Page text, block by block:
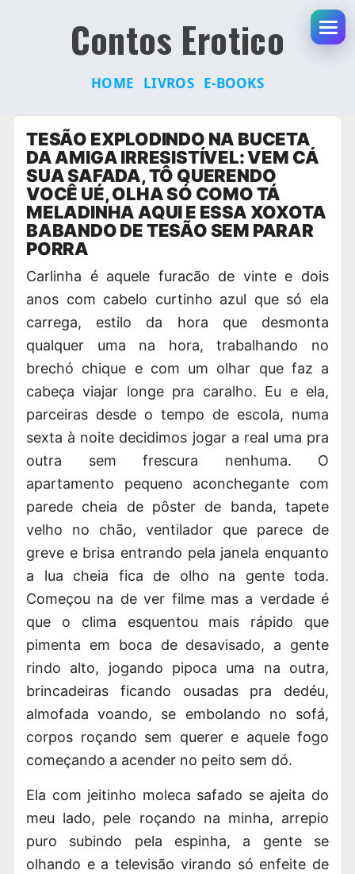
Contos Erotico
HOME LIVROS E-BOOKS
Pular
conteúdo
TESÃO EXPLODINDO NA BUCETA
DA AMIGA IRRESISTÍVEL: VEM CÁ
SUA SAFADA, TÔ QUERENDO
VOCÊ UÉ, OLHA SÓ COMO TÁ
MELADINHA AQUI E ESSA XOXOTA
BABANDO DE TESÃO SEM PARAR
PORRA
Carlinha é aquele furacão de vinte e dois
anos com cabelo curtinho azul que só ela
carrega, estilo da hora que desmonta
qualquer uma na hora, trabalhando no
brechó chique e com um olhar que faz a
cabeça viajar longe pra caralho. Eu e ela,
parceiras desde o tempo de escola, numa
sexta à noite decidimos jogar a real uma pra
outra sem frescura nenhuma. O
apartamento pequeno aconchegante com
parede cheia de pôster de banda, tapete
velho no chão, ventilador que parece de
greve e brisa entrando pela janela enquanto
a lua cheia fica de olho na gente toda.
Começou na de ver filme mas a verdade é
que o clima esquentou mais rápido que
pimenta em boca de desavisado, a gente
rindo alto, jogando pipoca uma na outra,
brincadeiras ficando ousadas pra dedéu,
almofada voando, se embolando no sofá,
corpos roçando sem querer e aquele fogo
começando a acender no peito sem dó.
Ela com jeitinho moleca safado se ajeita do
meu lado, pele roçando na minha, arrepio
puro subindo pela espinha, a gente se
olhando e a televisão virando só enfeite de